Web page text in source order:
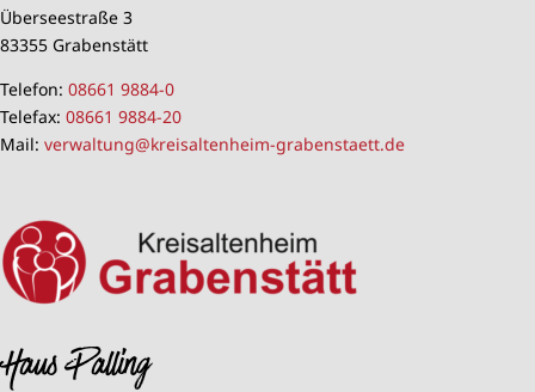
Überseestraße 3
83355 Grabenstätt
Telefon: 08661 9884-0
Telefax: 08661 9884-20
Mail: verwaltung@kreisaltenheim-grabenstaett.de
Haus Palling